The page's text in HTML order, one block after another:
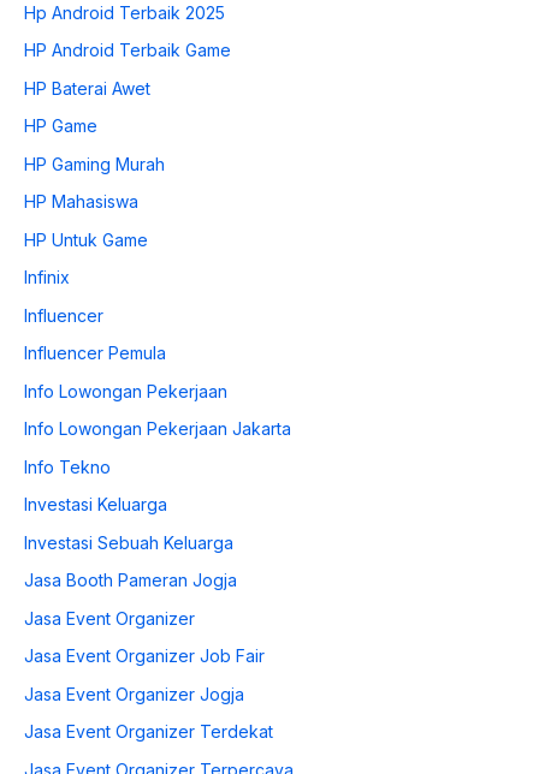
Hp Android Terbaik 2025
HP Android Terbaik Game
HP Baterai Awet
HP Game
HP Gaming Murah
HP Mahasiswa
HP Untuk Game
Infinix
Influencer
Influencer Pemula
Info Lowongan Pekerjaan
Info Lowongan Pekerjaan Jakarta
Info Tekno
Investasi Keluarga
Investasi Sebuah Keluarga
Jasa Booth Pameran Jogja
Jasa Event Organizer
Jasa Event Organizer Job Fair
Jasa Event Organizer Jogja
Jasa Event Organizer Terdekat
Jasa Event Organizer Terpercaya